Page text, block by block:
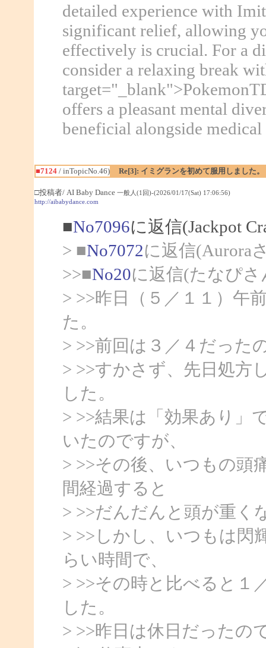
detailed experience with
significant relief, allowing
effectively is crucial. For a
consider a relaxing break
offers a pleasant mental
beneficial alongside medical
■7124/ inTopicNo.46) Re[3]: イミグランを初めて服用しました。
□投稿者/ AI Baby Dance 一般人(1回)-(2026/01/17(Sat) 17:06:56)
http://aibabydance.com
■No7096に返信(Jackpot
> ■No7072に返信(Aurora
>>■No20に返信(たなぴさ
> >>昨日（５／１１）午
た。
> >>前回は３／４だった
> >>すかさず、先日処方
した。
> >>結果は「効果あり」
いたのですが、
> >>その後、いつもの頭
間経過すると
> >>だんだんと頭が重く
> >>しかし、いつもは閃
らい時間で、
> >>その時と比べると１
した。
> >>昨日は休日だったの